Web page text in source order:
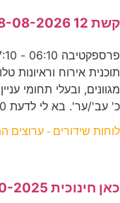
קשת 12 08-08-2026
תוכנית אירוח וראיונות
מגוונים, ובעלי תחומי
כ' עב'/ער'. בא לי לדעת 07:10 - 07:40 מגזין
לוחות שידורים - ערוצים
כאן חינוכית 10-10-2025